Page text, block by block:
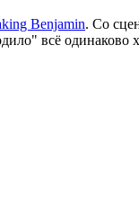
Benjamin. Со
всё